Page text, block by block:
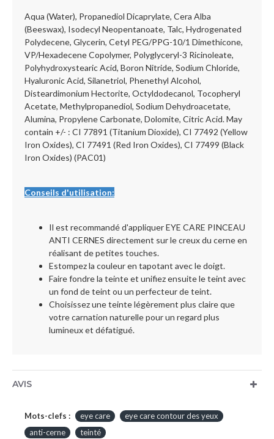
Aqua (Water), Propanediol Dicaprylate, Cera Alba
(Beeswax), Isodecyl Neopentanoate, Talc, Hydrogenated
Polydecene, Glycerin, Cetyl PEG/PPG-10/1 Dimethicone,
VP/Hexadecene Copolymer, Polyglyceryl-3 Ricinoleate,
Polyhydroxystearic Acid, Boron Nitride, Sodium Chloride,
Hyaluronic Acid, Silanetriol, Phenethyl Alcohol,
Disteardimonium Hectorite, Octyldodecanol, Tocopheryl
Acetate, Methylpropanediol, Sodium Dehydroacetate,
Alumina, Propylene Carbonate, Dolomite, Citric Acid. May
contain +/- : CI 77891 (Titanium Dioxide), CI 77492 (Yellow
Iron Oxides), CI 77491 (Red Iron Oxides), CI 77499 (Black
Iron Oxides) (PAC01)
Conseils d'utilisation:
Il est recommandé d'appliquer EYE CARE PINCEAU
ANTI CERNES directement sur le creux du cerne en
réalisant de petites touches.
Estompez la couleur en tapotant avec le doigt.
Faire fondre la teinte et unifiez ensuite le teint avec
un fond de teint ou un perfecteur de teint.
Choisissez une teinte légèrement plus claire que
votre carnation naturelle pour un regard plus
lumineux et défatigué.
AVIS
Mots-clefs : eye care
eye care contour des yeux
anti-cerne
teinté